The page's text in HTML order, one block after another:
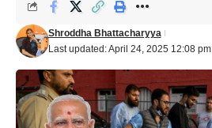
Last updated: April 24, 2025 12:08 pm
Shroddha Bhattacharyya